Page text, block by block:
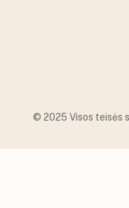
© 2025 Visos teisės